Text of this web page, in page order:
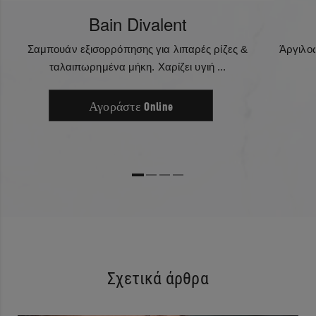
Bain Divalent
Σαμπουάν εξισορρόπησης για λιπαρές ρίζες &
ταλαιπωρημένα μήκη. Χαρίζει υγιή ...
Αγοράστε Online
Σχετικά άρθρα